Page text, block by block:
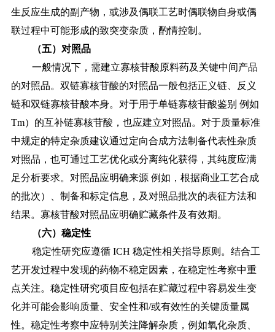
生反应生成的副产物，或涉及偶联工艺时偶联物自身或偶
联过程中可能形成的致突变杂质，酌情控制。
（五）对照品
一般情况下，需建立寡核苷酸原料药及关键中间产品
的对照品。双链寡核苷酸的对照品一般包括正义链、反义
链和双链寡核苷酸本身。对于用于单链寡核苷酸鉴别 例如
Tm）的互补链寡核苷酸，也应建立对照品。对于质量标准
中规定的特定杂质建议通过定向合成方法制备代表性杂质
对照品，也可通过工艺优化或分离纯化获得，其纯度应满
足分析要求。对照品应明确来源 例如，根据商业工艺合成
的批次）、制备和标定信息，及对照品批次的表征方法和
结果。寡核苷酸对照品应明确贮藏条件及有效期。
（六）稳定性
稳定性研究应遵循 ICH 稳定性相关指导原则。结合工
艺开发过程中发现的药物不稳定因素，在稳定性考察中重
点关注。稳定性研究项目应包括在贮藏过程中容易发生变
化并可能会影响质量、安全性和/或有效性的关键质量属
性。稳定性考察中应特别关注降解杂质，例如氧化杂质、